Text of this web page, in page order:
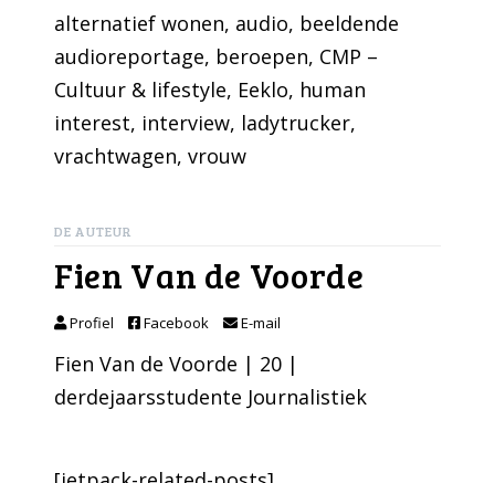
alternatief wonen, audio, beeldende
audioreportage, beroepen, CMP –
Cultuur & lifestyle, Eeklo, human
interest, interview, ladytrucker
vrachtwagen, vrouw
DE AUTEUR
Fien Van de Voorde
Profiel Facebook E-mail
Fien Van de Voorde | 20 |
derdejaarsstudente Journalistiek